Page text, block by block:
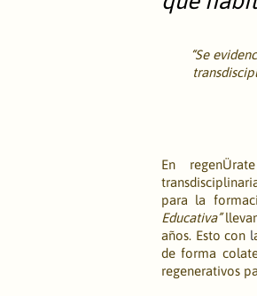
“Se
En
para la
Educativa”
años. Esto con l
de forma
regenerativos